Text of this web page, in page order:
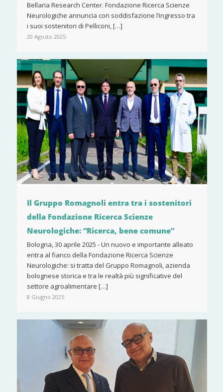
Bellaria Research Center. Fondazione Ricerca Scienze
Neurologiche annuncia con soddisfazione l’ingresso tra
i suoi sostenitori di Pelliconi, […]
20 Agosto 2025
Il Gruppo Romagnoli entra tra i sostenitori
della Fondazione Ricerca Scienze
Neurologiche: “Ricerca, bene comune”
Bologna, 30 aprile 2025 - Un nuovo e importante alleato
entra al fianco della Fondazione Ricerca Scienze
Neurologiche: si tratta del Gruppo Romagnoli, azienda
bolognese storica e tra le realtà più significative del
settore agroalimentare […]
8 Giugno 2025